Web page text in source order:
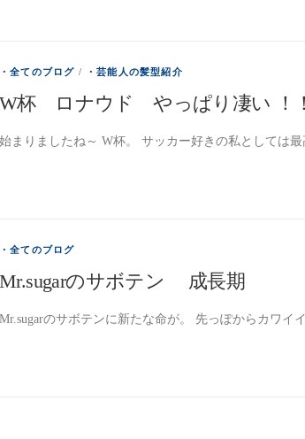
・全てのブログ / ・芸能人の髪型紹介
W杯 ロナウド やっぱり凄い ！
始まりましたね～ W杯。 サッカー好きの私としては
・全てのブログ
Mr.sugarのサボテン 成長期
Mr.sugarのサボテンに新たな命が。 先っぽからカワイ